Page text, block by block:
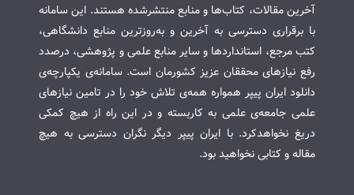
آخرین مقالات، کتاب‌ها و منابع منتشرشده هستند. این سامانه
با برقراری دسترسی به آخرین و به‌روزترین منابع دانشگاهی،
کتب مرجع، استانداردها و سایر منابع علمی و پژوهشی، درصدد
رفع نیازهای محققان عزیز کشورمان است. سامانه‌ی یکپارچه‌ی
دانلود ایران پیپر همواره همه‌ی تلاش خود را در تامین نیازهای
علمی جامعه‌ی علمی به کاربسته و در این راه از هیچ کمکی
دریغ نخواهدکرد. با ایران پیپر دیگر نگران دسترسی به هیچ
مقاله و کتابی نخواهید بود.